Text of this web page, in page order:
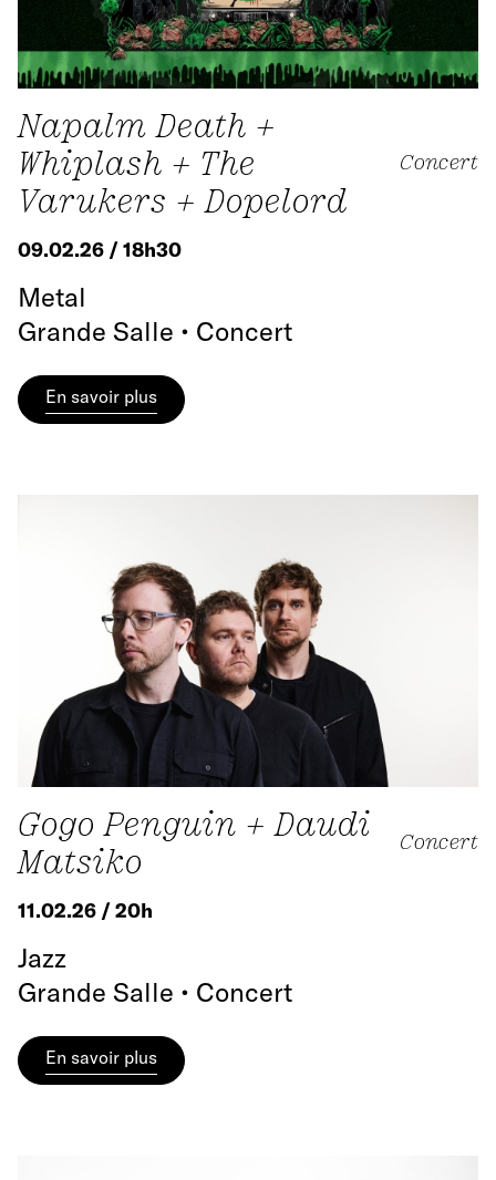
Napalm Death +
Whiplash + The
Varukers + Dopelord
Concert
09.02.26 / 18h30
Metal
Grande Salle • Concert
En savoir plus
Gogo Penguin + Daudi
Matsiko
Concert
11.02.26 / 20h
Jazz
Grande Salle • Concert
En savoir plus